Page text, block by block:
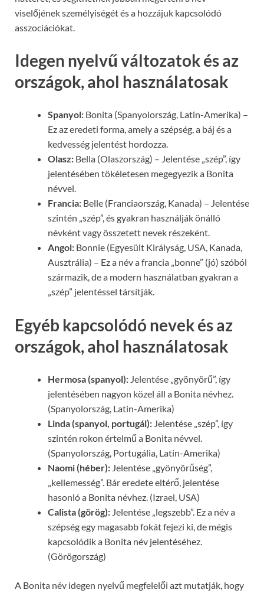
viselőjének személyiségét és a hozzájuk kapcsolódó
asszociációkat.
Idegen nyelvű változatok és az
országok, ahol használatosak
Spanyol: Bonita (Spanyolország, Latin-Amerika) –
Ez az eredeti forma, amely a szépség, a báj és a
kedvesség jelentést hordozza.
Olasz: Bella (Olaszország) – Jelentése „szép”, így
jelentésében tökéletesen megegyezik a Bonita
névvel.
Francia: Belle (Franciaország, Kanada) – Jelentése
szintén „szép”, és gyakran használják önálló
névként vagy összetett nevek részeként.
Angol: Bonnie (Egyesült Királyság, USA, Kanada,
Ausztrália) – Ez a név a francia „bonne” (jó) szóból
származik, de a modern használatban gyakran a
„szép” jelentéssel társítják.
Egyéb kapcsolódó nevek és az
országok, ahol használatosak
Hermosa (spanyol): Jelentése „gyönyörű”, így
jelentésében nagyon közel áll a Bonita névhez.
(Spanyolország, Latin-Amerika)
Linda (spanyol, portugál): Jelentése „szép”, így
szintén rokon értelmű a Bonita névvel.
(Spanyolország, Portugália, Latin-Amerika)
Naomi (héber): Jelentése „gyönyörűség”,
„kellemesség”. Bár eredete eltérő, jelentése
hasonló a Bonita névhez. (Izrael, USA)
Calista (görög): Jelentése „legszebb”. Ez a név a
szépség egy magasabb fokát fejezi ki, de mégis
kapcsolódik a Bonita név jelentéséhez.
(Görögország)
A Bonita név idegen nyelvű megfelelői azt mutatják, hogy